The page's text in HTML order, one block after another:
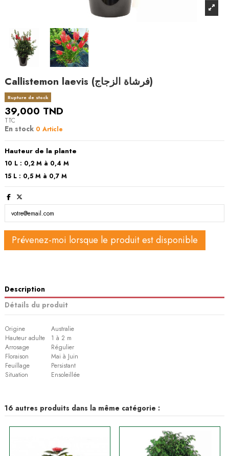
Callistemon laevis (فرشاة الزجاج)
Rupture de stock
39,000 TND
TTC
En stock 0 Article
Hauteur de la plante
10 L : 0,2 M à 0,4 M
15 L : 0,5 M à 0,7 M
Description
Détails du produit
Origine
Australie
Hauteur adulte
1 à 2 m
Arrosage
Régulier
Floraison
Mai à Juin
Feuillage
Persistant
Situation
Ensoleillée
16 autres produits dans la même catégorie :